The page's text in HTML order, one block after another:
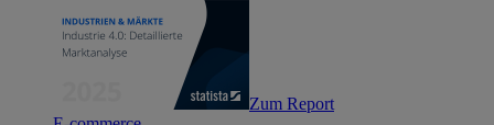
Zum Report